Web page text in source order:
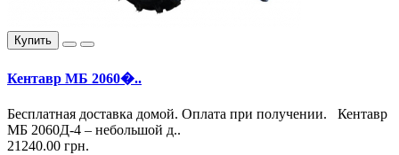
Купить
Кентавр МБ 2060�..
Бесплатная доставка домой. Оплата при получении. Кентавр
МБ 2060Д-4 – небольшой д..
21240.00 грн.